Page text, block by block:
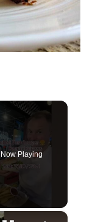
Now Playing
×